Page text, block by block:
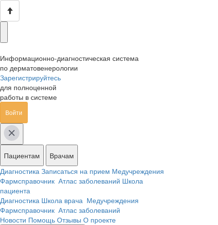
Информационно-диагностическая система
по дерматовенерологии
Зарегистрируйтесь
для полноценной
работы в системе
Войти
Пациентам
Врачам
Диагностика Записаться на прием Медучреждения
Фармсправочник Атлас заболеваний Школа
пациента
Диагностика Школа врача Медучреждения
Фармсправочник Атлас заболеваний
Новости Помощь Отзывы О проекте